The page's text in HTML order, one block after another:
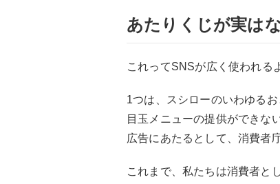
あたりくじが実は
これってSNSが広く使われる
1つは、スシローのいわゆるお
目玉メニューの提供ができな
広告にあたるとして、消費者
これまで、私たちは消費者と